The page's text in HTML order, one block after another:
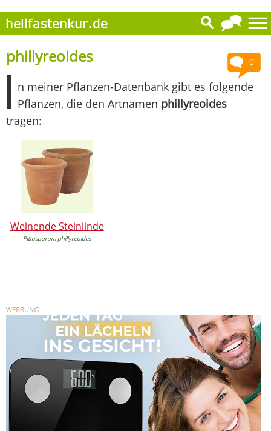
0
phillyreoides
I n meiner Pflanzen-Datenbank gibt es folgende
Pflanzen, die den Artnamen phillyreoides
tragen:
Weinende Steinlinde
Pittosporum phillyreoides